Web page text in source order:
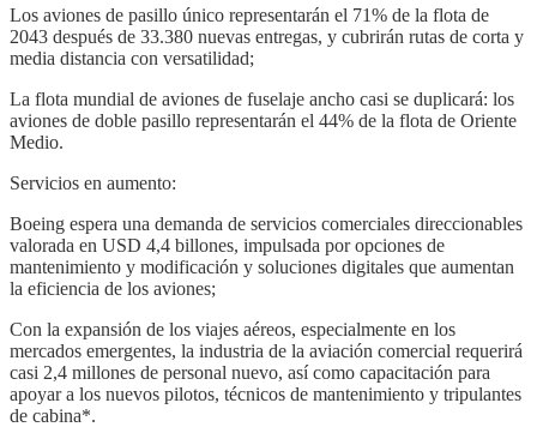
Los aviones de pasillo único representarán el 71% de la flota de
2043 después de 33.380 nuevas entregas, y cubrirán rutas de corta y
media distancia con versatilidad;
La flota mundial de aviones de fuselaje ancho casi se duplicará: los
aviones de doble pasillo representarán el 44% de la flota de Oriente
Medio.
Servicios en aumento:
Boeing espera una demanda de servicios comerciales direccionables
valorada en USD 4,4 billones, impulsada por opciones de
mantenimiento y modificación y soluciones digitales que aumentan
la eficiencia de los aviones;
Con la expansión de los viajes aéreos, especialmente en los
mercados emergentes, la industria de la aviación comercial requerirá
casi 2,4 millones de personal nuevo, así como capacitación para
apoyar a los nuevos pilotos, técnicos de mantenimiento y tripulantes
de cabina*.